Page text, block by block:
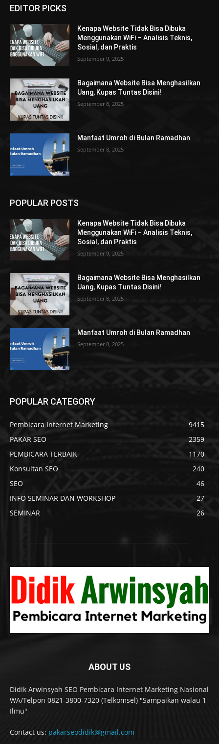
EDITOR PICKS
Kenapa Website Tidak Bisa Dibuka
Menggunakan WiFi – Analisis Teknis,
Sosial, dan Praktis
September 9, 2025
Bagaimana Website Bisa Menghasilkan
Uang, Kupas Tuntas Disini!
September 8, 2025
Manfaat Umroh di Bulan Ramadhan
September 8, 2025
POPULAR POSTS
Kenapa Website Tidak Bisa Dibuka
Menggunakan WiFi – Analisis Teknis,
Sosial, dan Praktis
September 9, 2025
Bagaimana Website Bisa Menghasilkan
Uang, Kupas Tuntas Disini!
September 8, 2025
Manfaat Umroh di Bulan Ramadhan
September 8, 2025
POPULAR CATEGORY
Pembicara Internet Marketing
9415
PAKAR SEO
2359
PEMBICARA TERBAIK
1170
Konsultan SEO
240
SEO
46
INFO SEMINAR DAN WORKSHOP
27
SEMINAR
26
ABOUT US
Didik Arwinsyah SEO Pembicara Internet Marketing Nasional
WA/Telpon 0821-3800-7320 (Telkomsel) "Sampaikan walau 1
Ilmu"
Contact us: pakarseodidik@gmail.com